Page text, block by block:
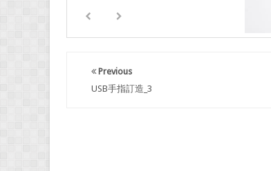
Previous
USB手指訂造_3